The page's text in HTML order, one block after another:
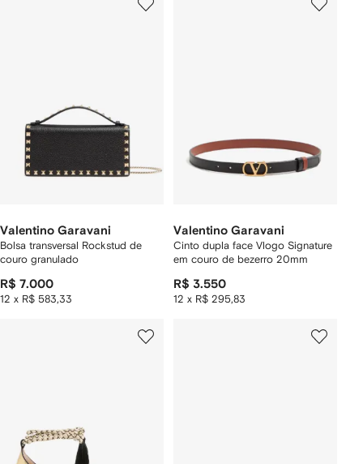
Valentino Garavani
Bolsa transversal Rockstud de
couro granulado
R$ 7.000
12 x R$ 583,33
Valentino Garavani
Cinto dupla face Vlogo Signature
em couro de bezerro 20mm
R$ 3.550
12 x R$ 295,83